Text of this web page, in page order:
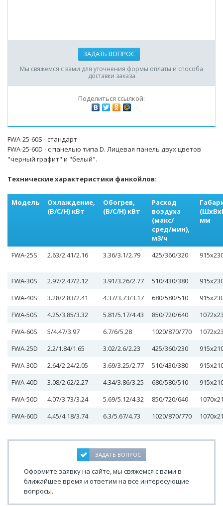
ЗАДАТЬ ВОПРОС
Мы свяжемся с вами для уточнения формы оплаты и способа
доставки заказа
Поделиться ссылкой:
FWA-25-60S - стандарт
FWA-25-60D - с панелью типа D. Лицевая панель двух цветов
"черный графит" и "белый".
Технические характеристики фанкойлов:
Модель
Охлаждение,
(В/С/Н) кВт
Обогрев,
(В/С/Н) кВт
Расход
воздуха
(макс/
сред/мин),
м3/ч
мм
FWA-25S 2.63/2.41/2.16 3.36/3.1/2.79 425/360/320
FWA-30S 2.97/2.47/2.12 3.91/3.26/2.77 510/430/380
FWA-40S
3.28/2.83/2.41 4.37/3.73/3.17 680/580/510
FWA-50S
4.25/3.85/3.32 5.81/5.17/4.43 850/720/640
FWA-60S
5/4.47/3.97 6.7/6/5.28 1020/870/770
FWA-25D
2.2/1.84/1.65 3.02/2.6/2.23 425/360/230
FWA-30D
2.64/2.24/2.05 3.69/3.25/2.77 510/430/380
FWA-40D
3.08/2.62/2.27 4.34/3.86/3.25 680/580/510
FWA-50D
4.07/3.73/3.24 5.69/5.12/4.32 850/720/640
FWA-60D
4.45/4.18/3.74 6.3/5.67/4.73 1020/870/770
ЗАДАТЬ ВОПРОС
Оформите заявку на сайте, мы свяжемся с вами в
ближайшее время и ответим на все интересующие
вопросы.